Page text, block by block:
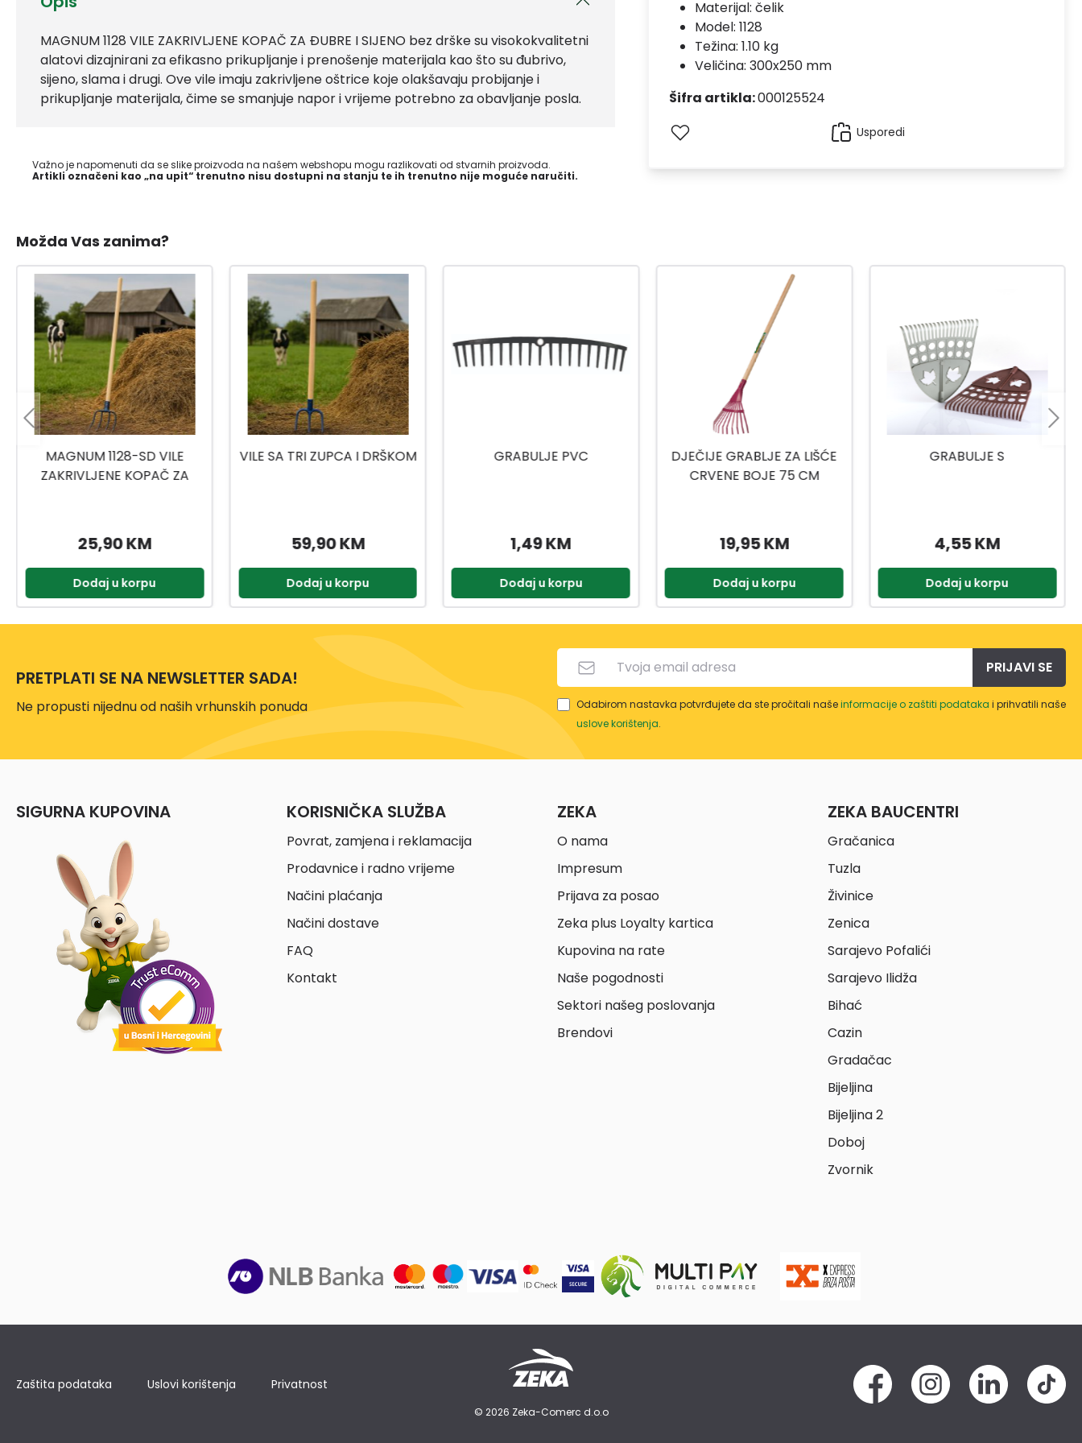
MAGNUM 1128 VILE ZAKRIVLJENE KOPAČ ZA ĐUBRE I SIJENO bez drške su visokokvalitetni
alatovi dizajnirani za efikasno prikupljanje i prenošenje materijala kao što su đubrivo,
sijeno, slama i drugi. Ove vile imaju zakrivljene oštrice koje olakšavaju probijanje i
prikupljanje materijala, čime se smanjuje napor i vrijeme potrebno za obavljanje posla.
Važno je napomenuti da se slike proizvoda na našem webshopu mogu razlikovati od stvarnih proizvoda.
Artikli označeni kao „na upit“ trenutno nisu dostupni na stanju te ih trenutno nije moguće naručiti.
Materijal: čelik
Model: 1128
Težina: 1.10 kg
Veličina: 300x250 mm
Šifra artikla:000125524
Usporedi
Možda Vas zanima?
VILE SA TRI ZUPCA I DRŠKOM
59,90 KM
Dodaj u korpu
GRABULJE PVC
1,49 KM
Dodaj u korpu
DJEČIJE GRABLJE ZA LIŠĆE
19,95 KM
Dodaj u korpu
GRABULJE S
4,55 KM
Dodaj u korpu
MAGNUM GRABULJE 12 ZUBA
9,50 KM
Dodaj u korpu
PRETPLATI SE NA NEWSLETTER SADA!
Ne propusti nijednu od naših vrhunskih ponuda
PRIJAVI SE
Odabirom nastavka potvrđujete da ste pročitali našeinformacije o zaštiti podataka i prihvatili naše
uslove korištenja.
SIGURNA KUPOVINA KORISNIČKA SLUŽBA
Povrat, zamjena i reklamacija
Prodavnice i radno vrijeme
Načini plaćanja
Načini dostave
FAQ
Kontakt
ZEKA
O nama
Impresum
Prijava za posao
Zeka plus Loyalty kartica
Kupovina na rate
Naše pogodnosti
Sektori našeg poslovanja
Brendovi
ZEKA BAUCENTRI
Gračanica
Tuzla
Živinice
Zenica
Sarajevo Pofalići
Sarajevo Ilidža
Bihać
Cazin
Gradačac
Bijeljina
Bijeljina 2
Doboj
Zvornik
Zaštita podataka Uslovi korištenja Privatnost
© 2026 Zeka-Comerc d.o.o